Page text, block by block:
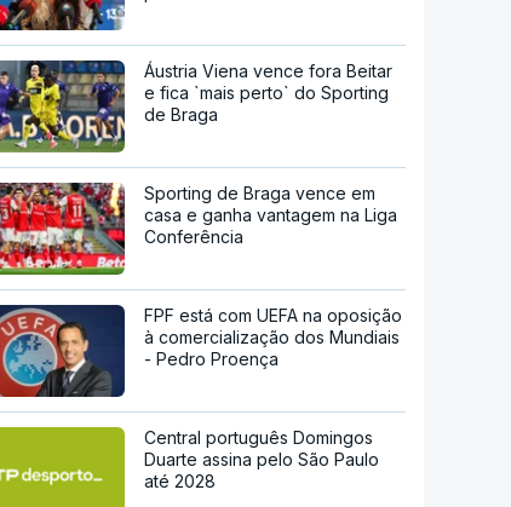
Áustria Viena vence fora Beitar
e fica `mais perto` do Sporting
de Braga
Sporting de Braga vence em
casa e ganha vantagem na Liga
Conferência
FPF está com UEFA na oposição
à comercialização dos Mundiais
- Pedro Proença
Central português Domingos
Duarte assina pelo São Paulo
até 2028